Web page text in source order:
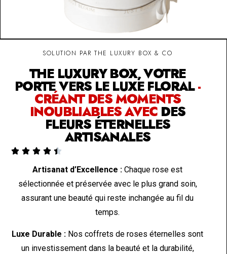
SOLUTION PAR THE LUXURY BOX & CO
THE LUXURY BOX, VOTRE
PORTE VERS LE LUXE FLORAL-
CRÉANT DES MOMENTS
INOUBLIABLES AVEC DES
FLEURS ÉTERNELLES
ARTISANALES
    
Artisanat d’Excellence : Chaque rose est
sélectionnée et préservée avec le plus grand soin,
assurant une beauté qui reste inchangée au fil du
temps.
Luxe Durable : Nos coffrets de roses éternelles sont
un investissement dans la beauté et la durabilité,